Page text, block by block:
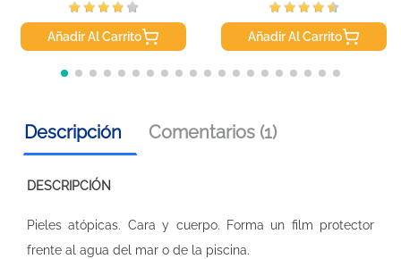
Añadir Al Carrito Añadir Al Carrito
Descripción Comentarios (1)
DESCRIPCIÓN
Pieles atópicas. Cara y cuerpo. Forma un film protector
frente al agua del mar o de la piscina.